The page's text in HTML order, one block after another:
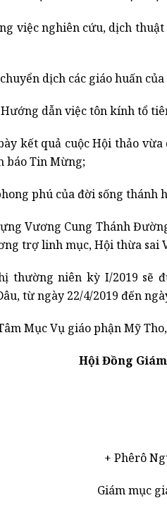
việc nghiên cứu, dịch
dịch các giáo huấn của
dẫn việc tôn kính tổ
kết quả cuộc Hội thảo vừa
báo Tin Mừng;
phú của đời sống thánh
Vương Cung Thánh
trợ linh mục, Hội thừa sai
thường niên kỳ I/2019 sẽ
từ ngày 22/4/2019 đến
Mục Vụ giáo phận Mỹ
Hội Đồng
+ Phêrô
Giám mục